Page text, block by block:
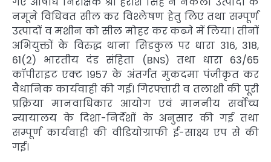
नमूने विधिवत सील कर विश्लेषण हेतु लिए तथा सम्पूर्ण
उत्पादों व मशीन को सील मोहर कर कब्जे में लिया। तीनों
अभियुक्तों के विरुद्ध थाना सिडकुल पर धारा 316, 318,
61(2) भारतीय दंड संहिता (BNS) तथा धारा 63/65
कॉपीराइट एक्ट 1957 के अंतर्गत मुकदमा पंजीकृत कर
वैधानिक कार्यवाही की गई। गिरफ्तारी व तलाशी की पूरी
प्रक्रिया मानवाधिकार आयोग एवं माननीय सर्वोच्च
न्यायालय के दिशा-निर्देशों के अनुसार की गई तथा
सम्पूर्ण कार्यवाही की वीडियोग्राफी ई-साक्ष्य एप से की
गई।